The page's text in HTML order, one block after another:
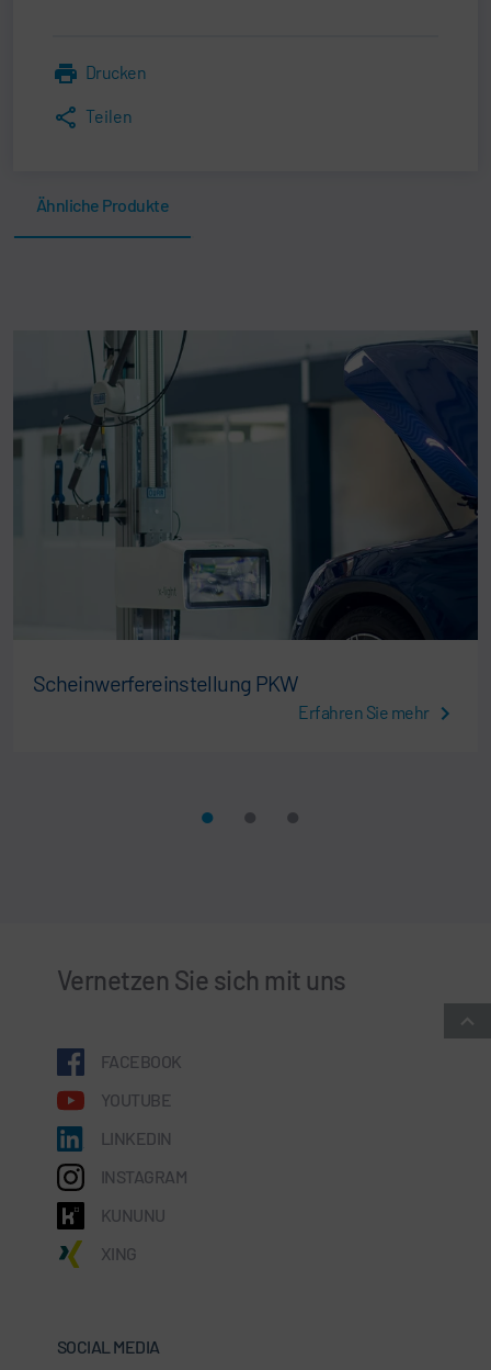
Drucken
Teilen
Ähnliche Produkte
Scheinwerfereinstellung PKW
Erfahren Sie mehr
Vernetzen Sie sich mit uns
FACEBOOK
YOUTUBE
LINKEDIN
INSTAGRAM
KUNUNU
XING
SOCIAL MEDIA